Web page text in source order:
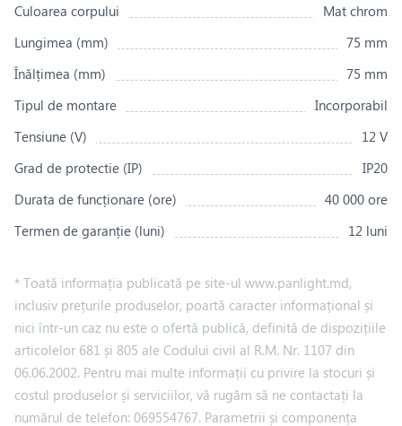
Culoarea corpului
Mat chrom
Lungimea (mm)
75 mm
Înălțimea (mm)
75 mm
Tipul de montare
Incorporabil
Tensiune (V)
12 V
Grad de protectie (IP)
IP20
Durata de funcționare (ore)
40 000 ore
Termen de garanție (luni)
12 luni
* Toată informația publicată pe site-ul www.panlight.md,
inclusiv prețurile produselor, poartă caracter informațional și
nici într-un caz nu este o ofertă publică, definită de dispozițiile
articolelor 681 și 805 ale Codului civil al R.M. Nr. 1107 din
06.06.2002. Pentru mai multe informații cu privire la stocuri și
costul produselor și serviciilor, vă rugăm să ne contactați la
numărul de telefon: 069554767. Parametrii și componența